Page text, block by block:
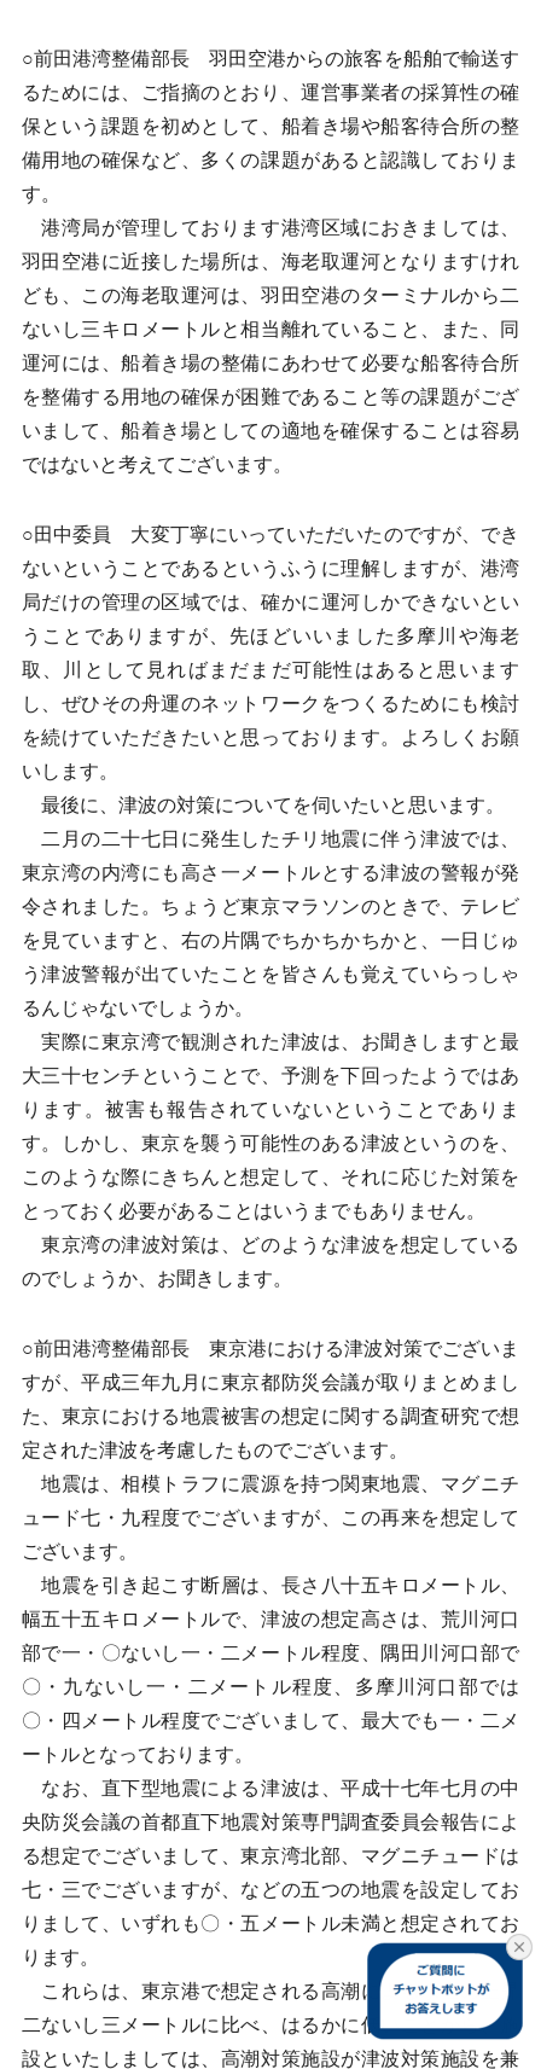
○前田港湾整備部長 羽田空港からの旅客を船舶で輸送す
るためには、ご指摘のとおり、運営事業者の採算性の確
保という課題を初めとして、船着き場や船客待合所の整
備用地の確保など、多くの課題があると認識しておりま
す。
港湾局が管理しております港湾区域におきましては、
羽田空港に近接した場所は、海老取運河となりますけれ
ども、この海老取運河は、羽田空港のターミナルから二
ないし三キロメートルと相当離れていること、また、同
運河には、船着き場の整備にあわせて必要な船客待合所
を整備する用地の確保が困難であること等の課題がござ
いまして、船着き場としての適地を確保することは容易
ではないと考えてございます。
○田中委員 大変丁寧にいっていただいたのですが、でき
ないということであるというふうに理解しますが、港湾
局だけの管理の区域では、確かに運河しかできないとい
うことでありますが、先ほどいいました多摩川や海老
取、川として見ればまだまだ可能性はあると思います
し、ぜひその舟運のネットワークをつくるためにも検討
を続けていただきたいと思っております。よろしくお願
いします。
最後に、津波の対策についてを伺いたいと思います。
二月の二十七日に発生したチリ地震に伴う津波では、
東京湾の内湾にも高さ一メートルとする津波の警報が発
令されました。ちょうど東京マラソンのときで、テレビ
を見ていますと、右の片隅でちかちかちかと、一日じゅ
う津波警報が出ていたことを皆さんも覚えていらっしゃ
るんじゃないでしょうか。
実際に東京湾で観測された津波は、お聞きしますと最
大三十センチということで、予測を下回ったようではあ
ります。被害も報告されていないということでありま
す。しかし、東京を襲う可能性のある津波というのを、
このような際にきちんと想定して、それに応じた対策を
とっておく必要があることはいうまでもありません。
東京湾の津波対策は、どのような津波を想定している
のでしょうか、お聞きします。
○前田港湾整備部長 東京港における津波対策でございま
すが、平成三年九月に東京都防災会議が取りまとめまし
た、東京における地震被害の想定に関する調査研究で想
定された津波を考慮したものでございます。
地震は、相模トラフに震源を持つ関東地震、マグニチ
ュード七・九程度でございますが、この再来を想定して
ございます。
地震を引き起こす断層は、長さ八十五キロメートル、
幅五十五キロメートルで、津波の想定高さは、荒川河口
部で一・〇ないし一・二メートル程度、隅田川河口部で
〇・九ないし一・二メートル程度、多摩川河口部では
〇・四メートル程度でございまして、最大でも一・二メ
ートルとなっております。
なお、直下型地震による津波は、平成十七年七月の中
央防災会議の首都直下地震対策専門調査委員会報告によ
る想定でございまして、東京湾北部、マグニチュードは
七・三でございますが、などの五つの地震を設定してお
りまして、いずれも〇・五メートル未満と想定されてお
ります。
これらは、東京港で想定される高潮による水位の上昇
二ないし三メートルに比べ、はるかに低いことから、施
設といたしましては、高潮対策施設が津波対策施設を兼